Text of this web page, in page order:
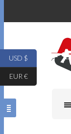
USD $
EUR €